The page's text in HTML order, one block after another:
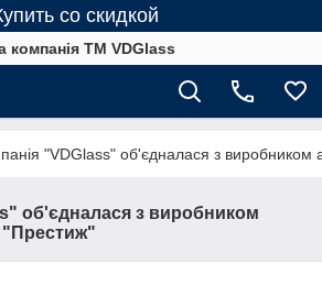
со скидкой
компанія ТМ VDGlass
"VDGlass" об'єдналася з
об'єдналася з виробником